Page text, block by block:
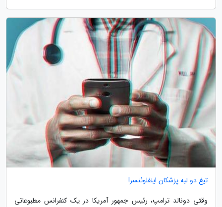
تیغ دو لبه پزشکان اینفلوئنسر!
وقتی دونالد ترامپ، رئیس جمهور آمریکا در یک کنفرانس مطبوعاتی